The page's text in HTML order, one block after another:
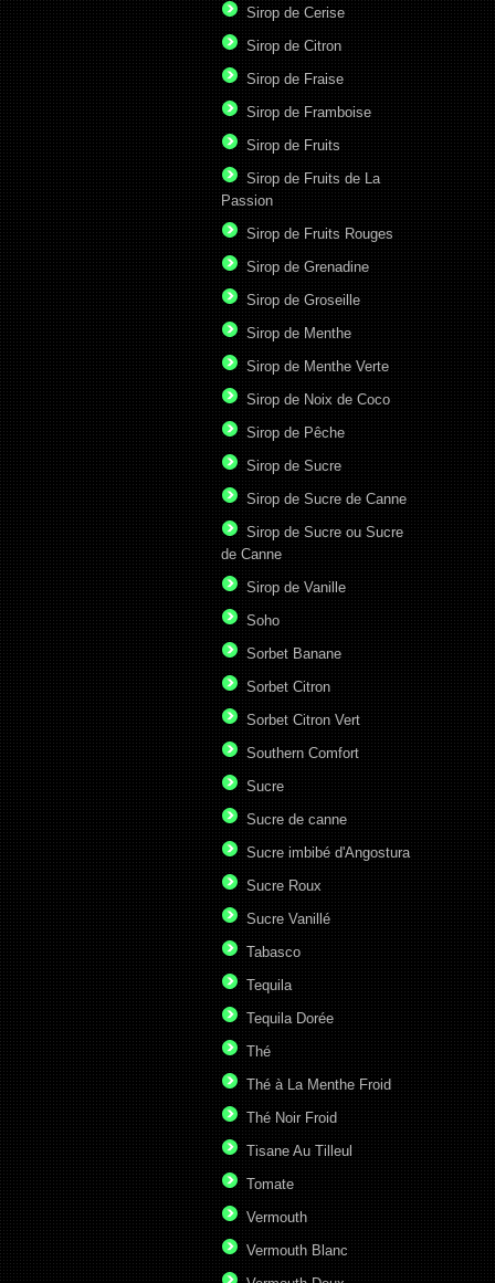
Sirop de Cerise
Sirop de Citron
Sirop de Fraise
Sirop de Framboise
Sirop de Fruits
Sirop de Fruits de La
Passion
Sirop de Fruits Rouges
Sirop de Grenadine
Sirop de Groseille
Sirop de Menthe
Sirop de Menthe Verte
Sirop de Noix de Coco
Sirop de Pêche
Sirop de Sucre
Sirop de Sucre de Canne
Sirop de Sucre ou Sucre
de Canne
Sirop de Vanille
Soho
Sorbet Banane
Sorbet Citron
Sorbet Citron Vert
Southern Comfort
Sucre
Sucre de canne
Sucre imbibé d'Angostura
Sucre Roux
Sucre Vanillé
Tabasco
Tequila
Tequila Dorée
Thé
Thé à La Menthe Froid
Thé Noir Froid
Tisane Au Tilleul
Tomate
Vermouth
Vermouth Blanc